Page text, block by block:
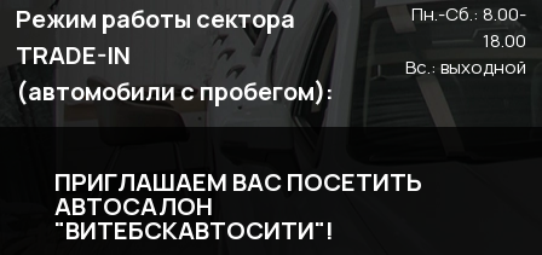
Режим работы сектора
TRADE-IN
(автомобили с пробегом):
Пн.-Сб.: 8.00-
18.00
Вс.: выходной
ПРИГЛАШАЕМ ВАС ПОСЕТИТЬ
АВТОСАЛОН
"ВИТЕБСКАВТОСИТИ"!